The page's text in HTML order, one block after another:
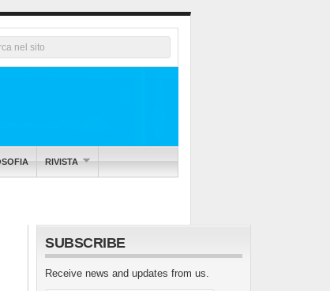
RIVISTA
SUBSCRIBE
Receive news and updates from us.